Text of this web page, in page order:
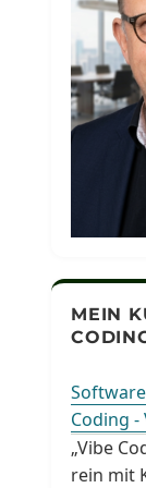
MEIN
Coding
„Vibe
rein mit